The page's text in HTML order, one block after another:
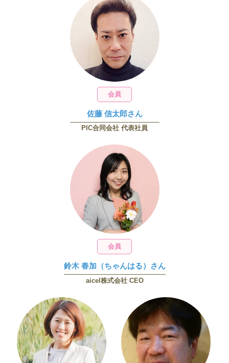
会員
佐藤 信太郎さん
PIC合同会社 代表社員
会員
鈴木 春加（ちゃんはる）さん
aicel株式会社 CEO